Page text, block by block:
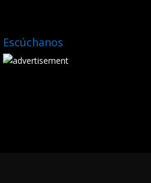
Escúchanos